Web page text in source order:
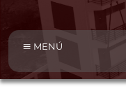
MENÚ